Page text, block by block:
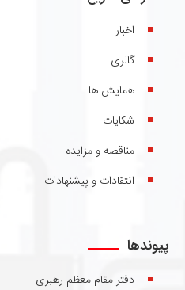
اخبار
گالری
همایش ها
شکایات
مناقصه و مزایده
انتقادات و پیشنهادات
پیوندها
دفتر مقام معظم رهبری